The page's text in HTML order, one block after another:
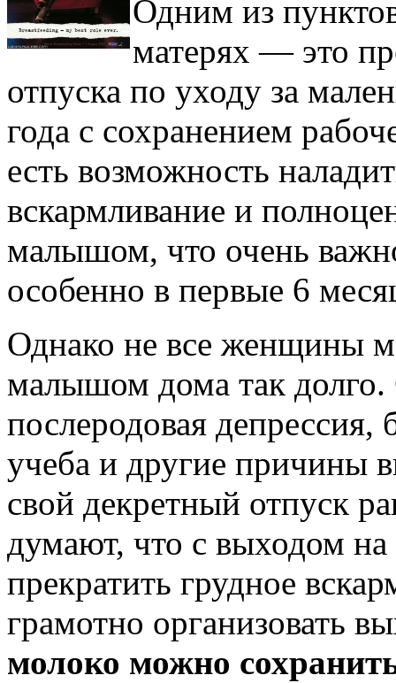
Одним из
матерях — это
отпуска по уходу за
года с сохранением
есть возможность
вскармливание и
малышом, что очень
особенно в первые 6
Однако не все женщины
малышом дома так
послеродовая депрессия,
учеба и другие причины
свой декретный отпуск
думают, что с выходом
прекратить грудное
грамотно организовать
молоко можно